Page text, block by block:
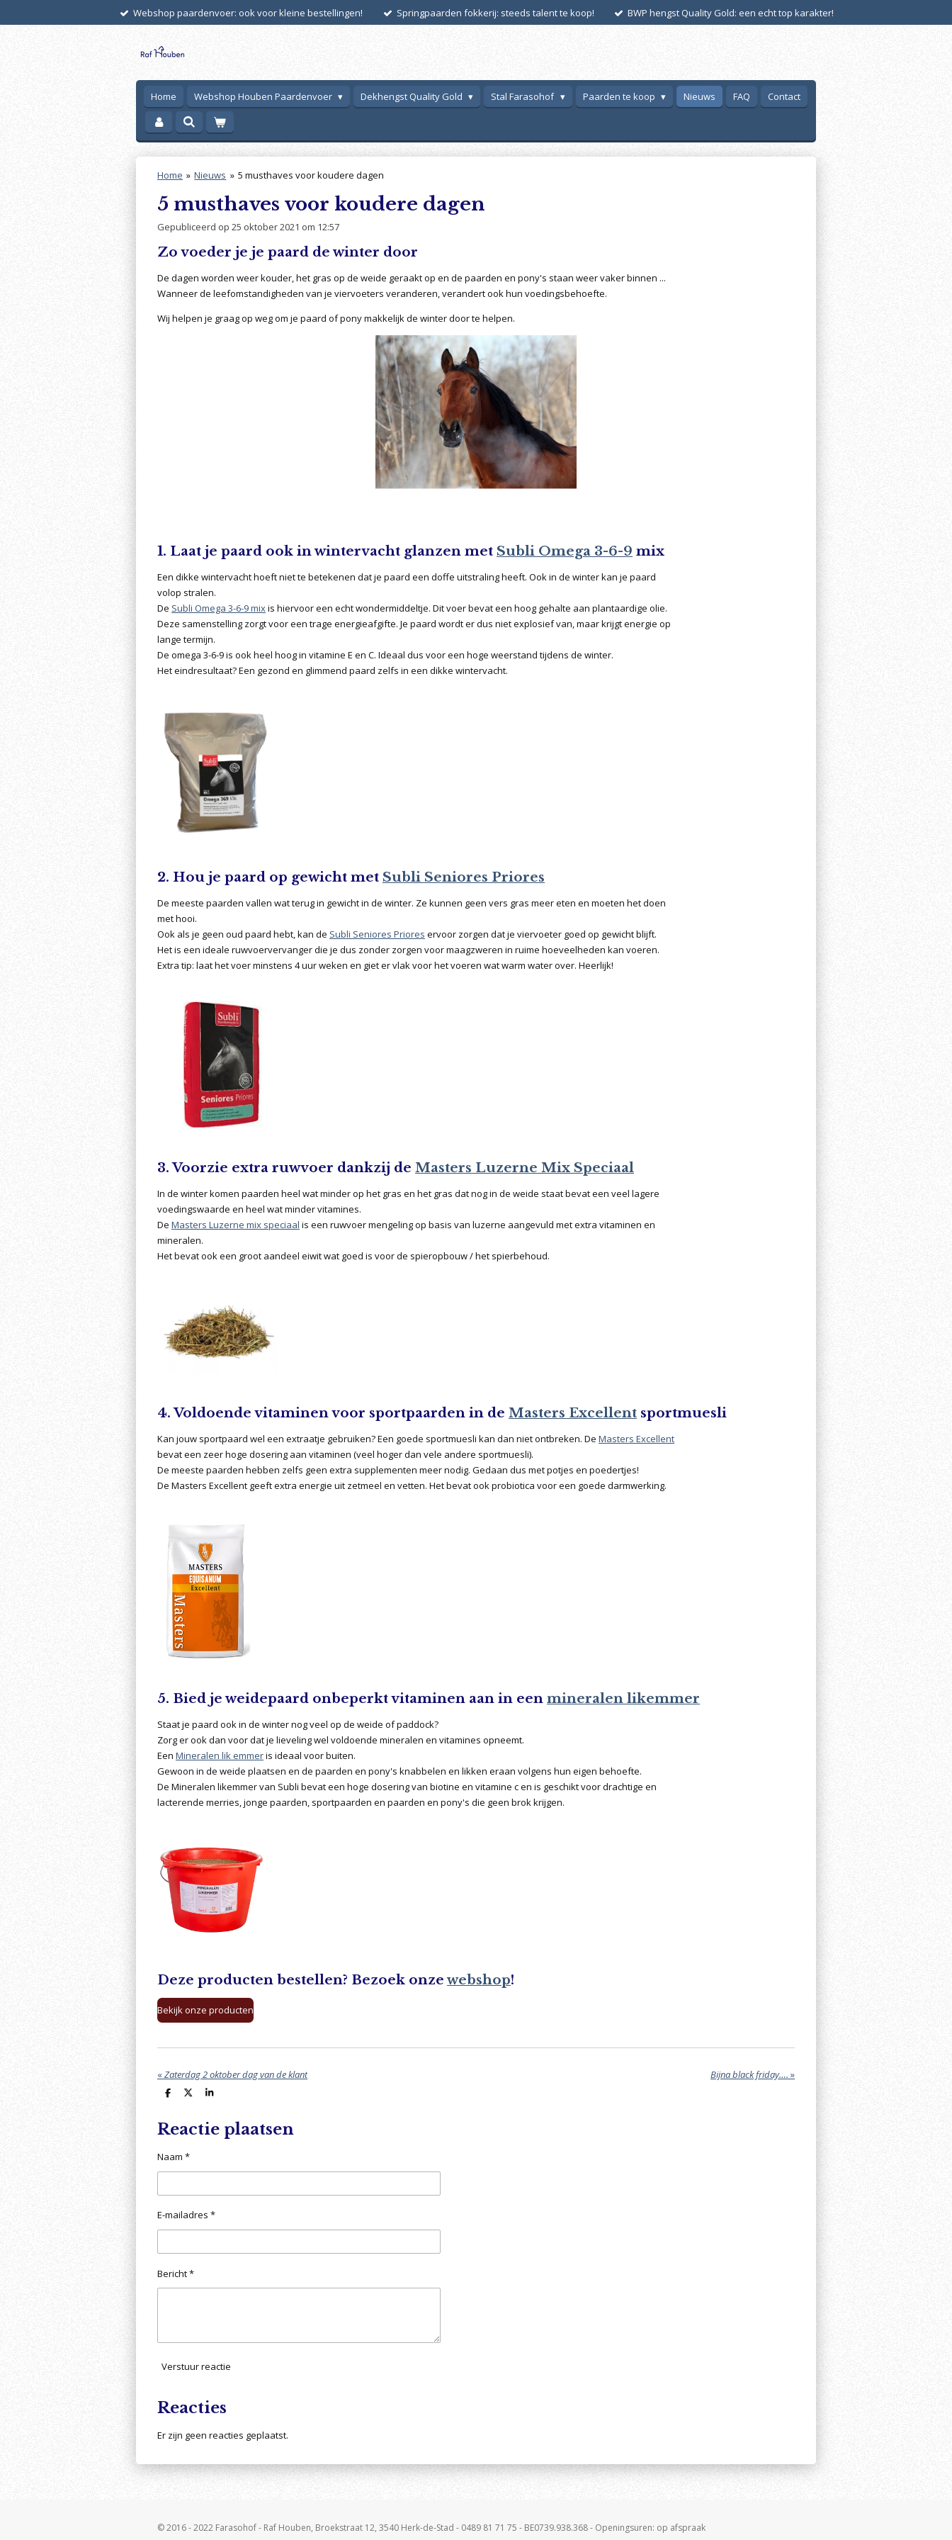
Webshop paardenvoer: ook voor kleine bestellingen! Springpaarden fokkerij: steeds talent te koop! BWP hengst Quality Gold: een echt top karakter!
Home Webshop Houben Paardenvoer Dekhengst Quality Gold Stal Farasohof Paarden te koop Nieuws FAQ Contact
Home » Nieuws » 5 musthaves voor koudere dagen
5 musthaves voor koudere dagen
Gepubliceerd op 25 oktober 2021 om 12:57
Zo voeder je je paard de winter door
De dagen worden weer kouder, het gras op de weide geraakt op en de paarden en pony's staan weer vaker binnen ...
Wanneer de leefomstandigheden van je viervoeters veranderen, verandert ook hun voedingsbehoefte.
Wij helpen je graag op weg om je paard of pony makkelijk de winter door te helpen.
1. Laat je paard ook in wintervacht glanzen met Subli Omega 3-6-9 mix
Een dikke wintervacht hoeft niet te betekenen dat je paard een doffe uitstraling heeft. Ook in de winter kan je paard
volop stralen.
De Subli Omega 3-6-9 mixis hiervoor een echt wondermiddeltje. Dit voer bevat een hoog gehalte aan plantaardige olie.
Deze samenstelling zorgt voor een trage energieafgifte. Je paard wordt er dus niet explosief van, maar krijgt energie op
lange termijn.
De omega 3-6-9 is ook heel hoog in vitamine E en C. Ideaal dus voor een hoge weerstand tijdens de winter.
Het eindresultaat? Een gezond en glimmend paard zelfs in een dikke wintervacht.
2. Hou je paard op gewicht met Subli Seniores Priores
De meeste paarden vallen wat terug in gewicht in de winter. Ze kunnen geen vers gras meer eten en moeten het doen
met hooi.
Ook als je geen oud paard hebt, kan de Subli Seniores Priores ervoor zorgen dat je viervoeter goed op gewicht blijft.
Het is een ideale ruwvoervervanger die je dus zonder zorgen voor maagzweren in ruime hoeveelheden kan voeren.
Extra tip: laat het voer minstens 4 uur weken en giet er vlak voor het voeren wat warm water over. Heerlijk!
3. Voorzie extra ruwvoer dankzij de Masters Luzerne Mix Speciaal
In de winter komen paarden heel wat minder op het gras en het gras dat nog in de weide staat bevat een veel lagere
voedingswaarde en heel wat minder vitamines.
De Masters Luzerne mix speciaal is een ruwvoer mengeling op basis van luzerne aangevuld met extra vitaminen en
mineralen.
Het bevat ook een groot aandeel eiwit wat goed is voor de spieropbouw / het spierbehoud.
4. Voldoende vitaminen voor sportpaarden in de Masters Excellent sportmuesli
Kan jouw sportpaard wel een extraatje gebruiken? Een goede sportmuesli kan dan niet ontbreken. De Masters Excellent
bevat een zeer hoge dosering aan vitaminen (veel hoger dan vele andere sportmuesli).
De meeste paarden hebben zelfs geen extra supplementen meer nodig. Gedaan dus met potjes en poedertjes!
De Masters Excellent geeft extra energie uit zetmeel en vetten. Het bevat ook probiotica voor een goede darmwerking.
5. Bied je weidepaard onbeperkt vitaminen aan in een mineralen likemmer
Staat je paard ook in de winter nog veel op de weide of paddock?
Zorg er ook dan voor dat je lieveling wel voldoende mineralen en vitamines opneemt.
Een Mineralen lik emmeris ideaal voor buiten.
Gewoon in de weide plaatsen en de paarden en pony's knabbelen en likken eraan volgens hun eigen behoefte.
De Mineralen likemmer van Subli bevat een hoge dosering van biotine en vitamine c en is geschikt voor drachtige en
lacterende merries, jonge paarden, sportpaarden en paarden en pony's die geen brok krijgen.
Deze producten bestellen? Bezoek onze webshop!
Bekijk onze producten
«Zaterdag 2 oktober dag van de klant Bijna black friday…. »
D
e
n
D
S
r
e
Reactie plaatsen
Naam *
E-mailadres *
Bericht *
Verstuur reactie
Reacties
Er zijn geen reacties geplaatst.
© 2016 - 2022 Farasohof - Raf Houben, Broekstraat 12, 3540 Herk-de-Stad - 0489 81 71 75 - BE0739.938.368 - Openingsuren: op afspraak